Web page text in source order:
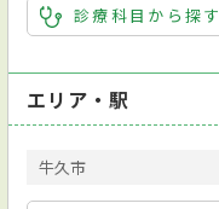
診療科目から探す
エリア・駅
牛久市